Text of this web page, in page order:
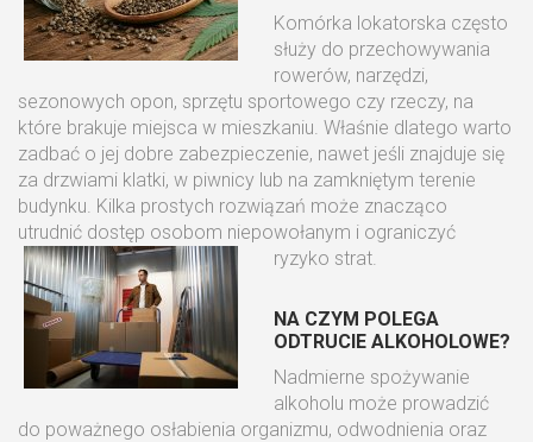
Komórka lokatorska często
służy do przechowywania
rowerów, narzędzi,
sezonowych opon, sprzętu sportowego czy rzeczy, na
które brakuje miejsca w mieszkaniu. Właśnie dlatego warto
zadbać o jej dobre zabezpieczenie, nawet jeśli znajduje się
za drzwiami klatki, w piwnicy lub na zamkniętym terenie
budynku. Kilka prostych rozwiązań może znacząco
utrudnić dostęp osobom niepowołanym i ograniczyć
ryzyko strat.
NA CZYM POLEGA
ODTRUCIE ALKOHOLOWE?
Nadmierne spożywanie
alkoholu może prowadzić
do poważnego osłabienia organizmu, odwodnienia oraz